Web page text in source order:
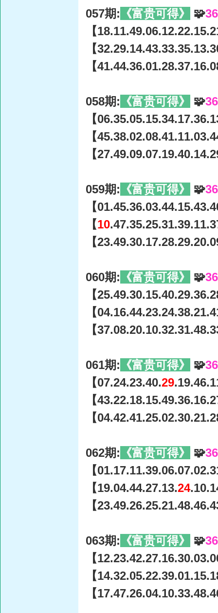
057期: 《富贵可得》 🧩
【
【
【
058期: 《富贵可得》 🧩
【
【
【
059期: 《富贵可得》 🧩
【
【10
【
060期: 《富贵可得》 🧩
【
【
【
061期: 《富贵可得》 🧩
【07.24.23.40.29
【
【
062期: 《富贵可得》 🧩
【
【19.04.44.27.13.24
【
063期: 《富贵可得》 🧩
【
【
【